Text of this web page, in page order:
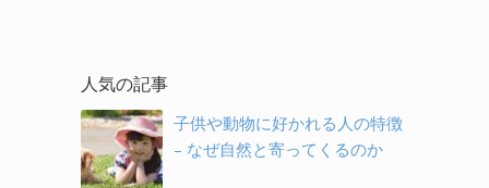
人気の記事
子供や動物に好かれる人の特徴
– なぜ自然と寄ってくるのか